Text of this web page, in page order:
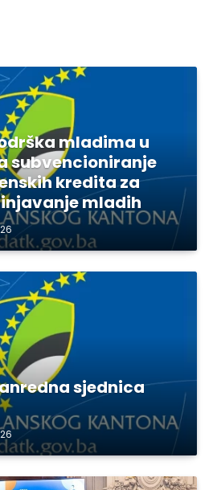
mladima u
subvencioniranje
kredita za
mladih
sjednica